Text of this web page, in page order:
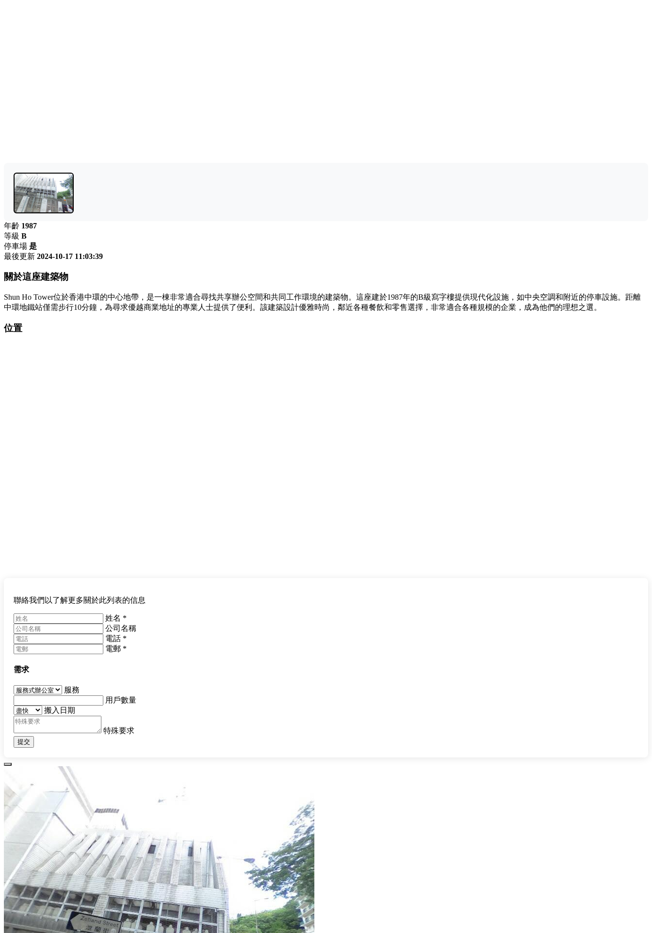
年齡 1987
等級 B
停車場 是
最後更新 2024-10-17 11:03:39
關於這座建築物
Shun Ho Tower位於香港中環的中心地帶，是一棟非常適合尋找共享辦公空間和共同工作環境的建築物。這座建於1987年的B級寫字樓提供現代化設施，如中央空調和附近的停車設施。距離
中環地鐵站僅需步行10分鐘，為尋求優越商業地址的專業人士提供了便利。該建築設計優雅時尚，鄰近各種餐飲和零售選擇，非常適合各種規模的企業，成為他們的理想之選。
位置
聯絡我們以了解更多關於此列表的信息
姓名 *
公司名稱
電話 *
電郵 *
需求
服務
用戶數量
搬入日期
特殊要求
提交